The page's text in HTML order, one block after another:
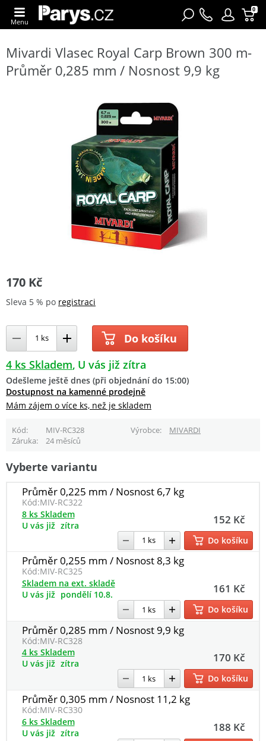
0
Menu
Mivardi Vlasec Royal Carp Brown 300 m-
Průměr 0,285 mm / Nosnost 9,9 kg
170 Kč
Sleva 5 % po registraci
Do košíku
4 ks Skladem U vás již zítra
Odešleme ještě dnes (při objednání do 15:00)
Dostupnost na kamenné prodejně
Mám zájem o více ks, než je skladem
Kód MIV-RC328 Výrobce
MIVARDI
Záruka
24 měsíců
Vyberte variantu
Průměr 0,225 mm / Nosnost 6,7 kg
Kód:MIV-RC322
152 Kč
8 ks Skladem
U vás již zítra
Do košíku
Průměr 0,255 mm / Nosnost 8,3 kg
Kód:MIV-RC325
161 Kč
Skladem na ext. skladě
U vás již pondělí 10.8.
Do košíku
Průměr 0,285 mm / Nosnost 9,9 kg
Kód:MIV-RC328
170 Kč
4 ks Skladem
U vás již zítra
Do košíku
Průměr 0,305 mm / Nosnost 11,2 kg
Kód:MIV-RC330
188 Kč
6 ks Skladem
U vás již zítra